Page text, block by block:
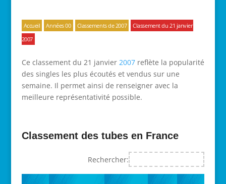
Accueil Années 00 Classements de 2007
Classement du 21 janvier
2007
Ce classement du 21 janvier 2007reflète la popularité
des singles les plus écoutés et vendus sur une
semaine. Il permet ainsi de renseigner avec la
meilleure représentativité possible.
Classement des tubes en France
Rechercher: